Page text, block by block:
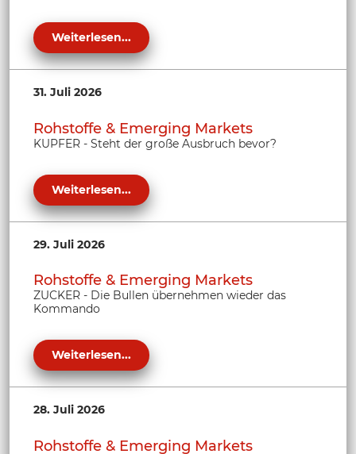
Weiterlesen...
31. Juli 2026
Rohstoffe & Emerging Markets
KUPFER - Steht der große Ausbruch bevor?
Weiterlesen...
29. Juli 2026
Rohstoffe & Emerging Markets
ZUCKER - Die Bullen übernehmen wieder das
Kommando
Weiterlesen...
28. Juli 2026
Rohstoffe & Emerging Markets